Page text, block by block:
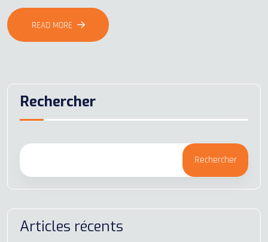
READ MORE
Rechercher
Rechercher
Articles récents